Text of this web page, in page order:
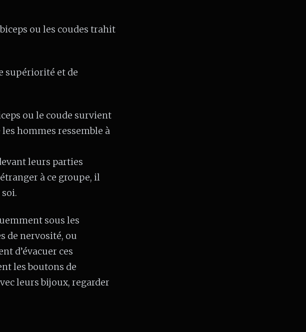
ou les coudes trahit
supériorité et de
ou le coude survient
hommes ressemble à
leurs parties
à ce groupe, il
sous les
de nervosité, ou
d’évacuer ces
les boutons de
leurs bijoux, regarder